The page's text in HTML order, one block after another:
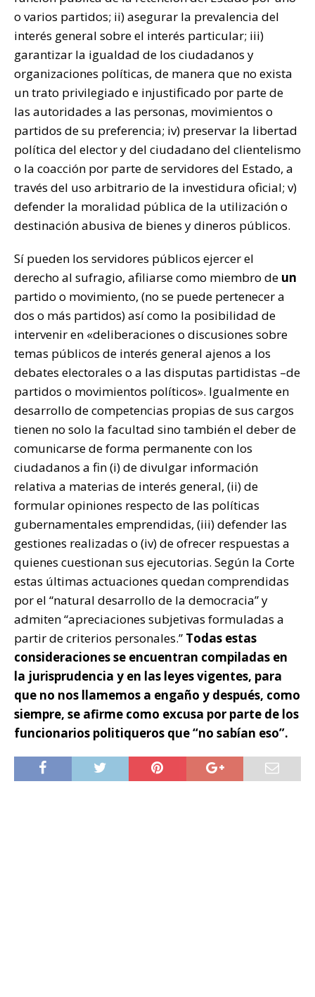
o varios partidos; ii) asegurar la prevalencia del
interés general sobre el interés particular; iii)
garantizar la igualdad de los ciudadanos y
organizaciones políticas, de manera que no exista
un trato privilegiado e injustificado por parte de
las autoridades a las personas, movimientos o
partidos de su preferencia; iv) preservar la libertad
política del elector y del ciudadano del clientelismo
o la coacción por parte de servidores del Estado, a
través del uso arbitrario de la investidura oficial; v)
defender la moralidad pública de la utilización o
destinación abusiva de bienes y dineros públicos.
Sí pueden los servidores públicos ejercer el
derecho al sufragio, afiliarse como miembro de un
partido o movimiento, (no se puede pertenecer a
dos o más partidos) así como la posibilidad de
intervenir en «deliberaciones o discusiones sobre
temas públicos de interés general ajenos a los
debates electorales o a las disputas partidistas –de
partidos o movimientos políticos». Igualmente en
desarrollo de competencias propias de sus cargos
tienen no solo la facultad sino también el deber de
comunicarse de forma permanente con los
ciudadanos a fin (i) de divulgar información
relativa a materias de interés general, (ii) de
formular opiniones respecto de las políticas
gubernamentales emprendidas, (iii) defender las
gestiones realizadas o (iv) de ofrecer respuestas a
quienes cuestionan sus ejecutorias. Según la Corte
estas últimas actuaciones quedan comprendidas
por el “natural desarrollo de la democracia” y
admiten “apreciaciones subjetivas formuladas a
partir de criterios personales.” Todas estas
consideraciones se encuentran compiladas en
la jurisprudencia y en las leyes vigentes, para
que no nos llamemos a engaño y después, como
siempre, se afirme como excusa por parte de los
funcionarios politiqueros que “no sabían eso”.